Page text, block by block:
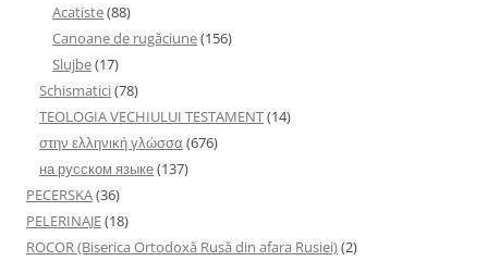
Acatiste(88)
Canoane de rugăciune(156)
Slujbe(17)
Schismatici(78)
TEOLOGIA VECHIULUI TESTAMENT(14)
στην ελληνική γλώσσα (676)
на русском языке(137)
PECERSKA(36)
PELERINAJE(18)
ROCOR (Biserica Ortodoxă Rusă din afara Rusiei)(2)